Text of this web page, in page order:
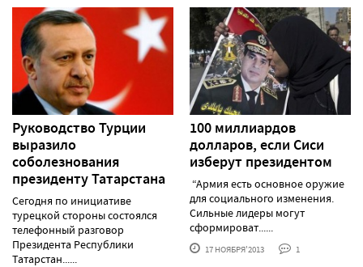
Руководство Турции
выразило
соболезнования
президенту Татарстана
Сегодня по инициативе
турецкой стороны состоялся
телефонный разговор
Президента Республики
Татарстан......
100 миллиардов
долларов, если Сиси
изберут президентом
“Армия есть основное оружие
для социального изменения.
Сильные лидеры могут
сформироват......
17 НОЯБРЯ'2013 1